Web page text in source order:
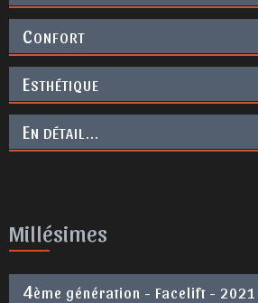
CONFORT
ESTHÉTIQUE
EN DÉTAIL...
Millésimes
4ème génération - Facelift -